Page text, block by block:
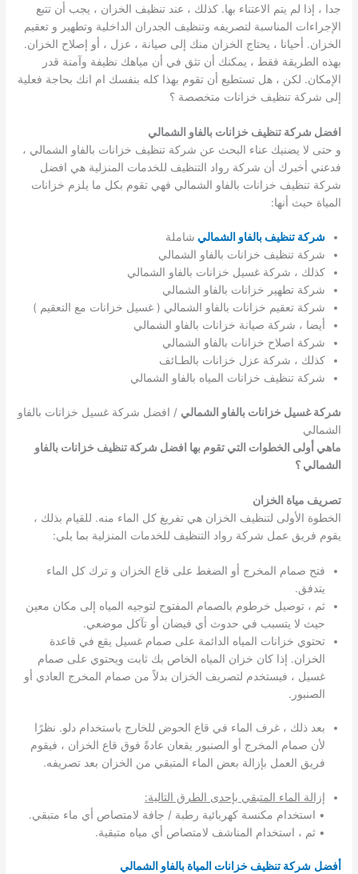
جدا ، إذا لم يتم الاعتناء بها. كذلك ، عند تنظيف الخزان ، يجب أن تتبع
الإجراءات المناسبة لتصريفه وتنظيف الجدران الداخلية وتطهير و تعقيم
الخزان. أحيانا ، يحتاج الخزان منك إلى صيانة ، عزل ، أو إصلاح الخزان.
بهذه الطريقة فقط ، يمكنك أن تثق في أن مياهك نظيفة وآمنة قدر
الإمكان. لكن ، هل تستطيع أن تقوم بهذا كله بنفسك ام انك بحاجة فعلية
إلى شركة تنظيف خزانات متخصصة ؟
افضل شركة تنظيف خزانات بالفاو الشمالي
و حتى لا يضنيك عناء البحث عن شركة تنظيف خزانات بالفاو الشمالي ،
فدعني أخبرك أن شركة رواد التنظيف للخدمات المنزلية هي افضل
شركة تنظيف خزانات بالفاو الشمالي فهي تقوم بكل ما يلزم خزانات
المياة حيث أنها:
شركة تنظيف بالفاو الشمالي شاملة
شركة تنظيف خزانات بالفاو الشمالي
كذلك ، شركة غسيل خزانات بالفاو الشمالي
شركة تطهير خزانات بالفاو الشمالي
شركة تعقيم خزانات بالفاو الشمالي ( غسيل خزانات مع التعقيم )
أيضا ، شركة صيانة خزانات بالفاو الشمالي
شركة اصلاح خزانات بالفاو الشمالي
كذلك ، شركة عزل خزانات بالطـائف
شركة تنظيف خزانات المياه بالفاو الشمالي
شركة غسيل خزانات بالفاو الشمالي / افضل شركة غسيل خزانات بالفاو
الشمالي
ماهي أولى الخطوات التي تقوم بها افضل شركة تنظيف خزانات بالفاو
الشمالي ؟
تصريف مياة الخزان
الخطوة الأولى لتنظيف الخزان هي تفريغ كل الماء منه. للقيام بذلك ،
يقوم فريق عمل شركة رواد التنظيف للخدمات المنزلية بما يلي:
فتح صمام المخرج أو الضغط على قاع الخزان و ترك كل الماء
يتدفق.
ثم ، توصيل خرطوم بالصمام المفتوح لتوجيه المياه إلى مكان معين
حيث لا يتسبب في حدوث أي فيضان أو تآكل موضعي.
تحتوي خزانات المياه الدائمة على صمام غسيل يقع في قاعدة
الخزان. إذا كان خزان المياه الخاص بك ثابت ويحتوي على صمام
غسيل ، فيستخدم لتصريف الخزان بدلاً من صمام المخرج العادي أو
الصنبور.
بعد ذلك ، غرف الماء في قاع الحوض للخارج باستخدام دلو. نظرًا
لأن صمام المخرج أو الصنبور يقعان عادةً فوق قاع الخزان ، فيقوم
فريق العمل بإزالة بعض الماء المتبقي من الخزان بعد تصريفه.
إزالة الماء المتبقي بإحدى الطرق التالية:
• استخدام مكنسة كهربائية رطبة / جافة لامتصاص أي ماء متبقي.
• ثم ، استخدام المناشف لامتصاص أي مياه متبقية.
أفضل شركة تنظيف خزانات المياة بالفاو الشمالي